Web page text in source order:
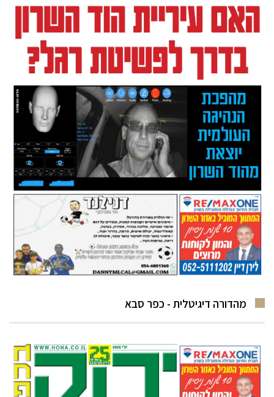
מהדורה דיגיטלית - כפר סבא